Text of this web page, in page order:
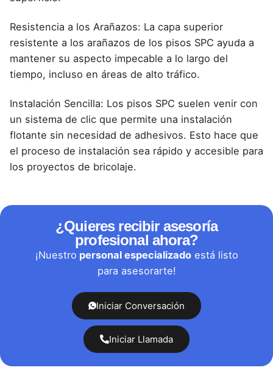
Resistencia a los Arañazos: La capa superior
resistente a los arañazos de los pisos SPC ayuda a
mantener su aspecto impecable a lo largo del
tiempo, incluso en áreas de alto tráfico.
Instalación Sencilla: Los pisos SPC suelen venir con
un sistema de clic que permite una instalación
flotante sin necesidad de adhesivos. Esto hace que
el proceso de instalación sea rápido y accesible para
los proyectos de bricolaje.
¿Quieres recibir asesoría
profesional ahora?
¡Nuestro personal especializadoestá listo
para asesorarte!
Iniciar Conversación
Iniciar Llamada